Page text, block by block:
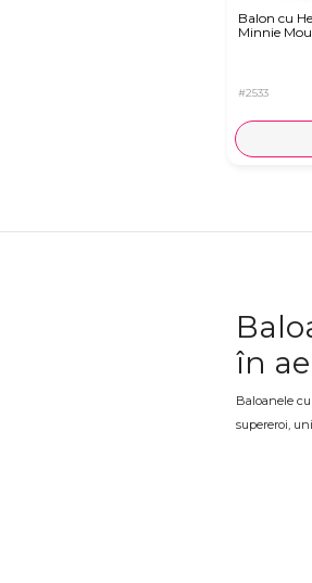
Balon cu
Minnie
#2533
în
Baloanele
supereroi,
O zi de
sunt